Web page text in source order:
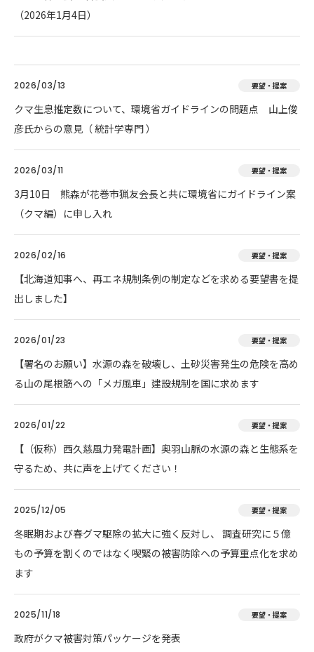
（2026年1月4日）
2026/03/13 要望・提案
クマ生息推定数について、環境省ガイドラインの問題点 山上俊
彦氏からの意見（ 統計学専門 ）
2026/03/11 要望・提案
3月10日 熊森が花巻市猟友会長と共に環境省にガイドライン案
（クマ編）に申し入れ
2026/02/16 要望・提案
【北海道知事へ、再エネ規制条例の制定などを求める要望書を提
出しました】
2026/01/23 要望・提案
【署名のお願い】水源の森を破壊し、土砂災害発生の危険を高め
る山の尾根筋への「メガ風車」建設規制を国に求めます
2026/01/22 要望・提案
【（仮称）西久慈風力発電計画】奥羽山脈の水源の森と生態系を
守るため、共に声を上げてください！
2025/12/05 要望・提案
冬眠期および春グマ駆除の拡大に強く反対し、 調査研究に５億
もの予算を割くのではなく喫緊の被害防除への予算重点化を求め
ます
2025/11/18 要望・提案
政府がクマ被害対策パッケージを発表